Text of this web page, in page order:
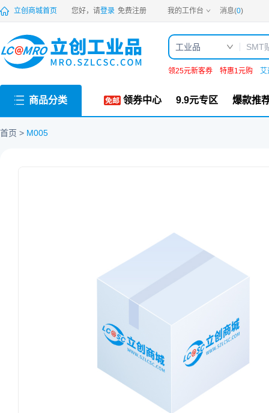
PDF 立创商城首页 您好，请登录 免费注册 我的工作台 消息(0)
工业品
领25元新客券 特惠1元购 艾
商品分类 领券中心 9.9元专区 爆款推
首页 M005